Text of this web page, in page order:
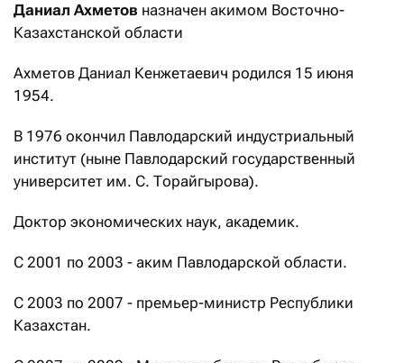
Даниал Ахметов назначен акимом Восточно-
Казахстанской области
Ахметов Даниал Кенжетаевич родился 15 июня
1954.
В 1976 окончил Павлодарский индустриальный
институт (ныне Павлодарский государственный
университет им. С. Торайгырова).
Доктор экономических наук, академик.
С 2001 по 2003 - аким Павлодарской области.
С 2003 по 2007 - премьер-министр Республики
Казахстан.